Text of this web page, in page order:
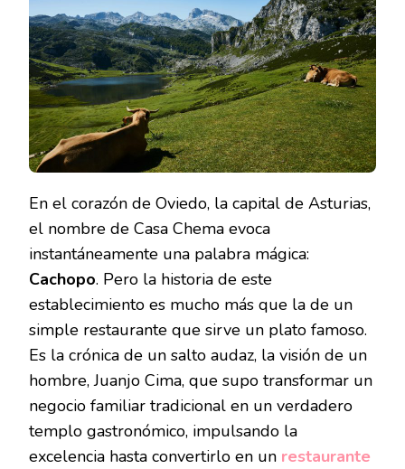
JUANJO
CIMA
CONVIRTIÓ
CASA
CHEMA
EN
UN
TEMPLO
GASTRONÓMICO
ASTURIANO
En el corazón de Oviedo, la capital de Asturias,
el nombre de Casa Chema evoca
instantáneamente una palabra mágica:
Cachopo. Pero la historia de este
establecimiento es mucho más que la de un
simple restaurante que sirve un plato famoso.
Es la crónica de un salto audaz, la visión de un
hombre, Juanjo Cima, que supo transformar un
negocio familiar tradicional en un verdadero
templo gastronómico, impulsando la
excelencia hasta convertirlo en un restaurante